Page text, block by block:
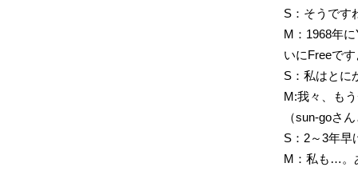
S：そうです
M：1968年
いにFreeで
S：私はとに
M:我々、も
（sun-goさ
S：2～3年
M：私も…。